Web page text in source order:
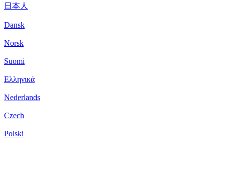
日本人
Dansk
Norsk
Suomi
Ελληνικά
Nederlands
Czech
Polski